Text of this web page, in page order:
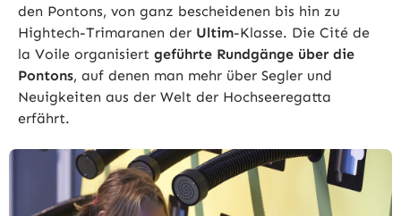
den Pontons, von ganz bescheidenen bis hin zu
Hightech-Trimaranen der Ultim-Klasse. Die Cité de
la Voile organisiert geführte Rundgänge über die
Pontons, auf denen man mehr über Segler und
Neuigkeiten aus der Welt der Hochseeregatta
erfährt.